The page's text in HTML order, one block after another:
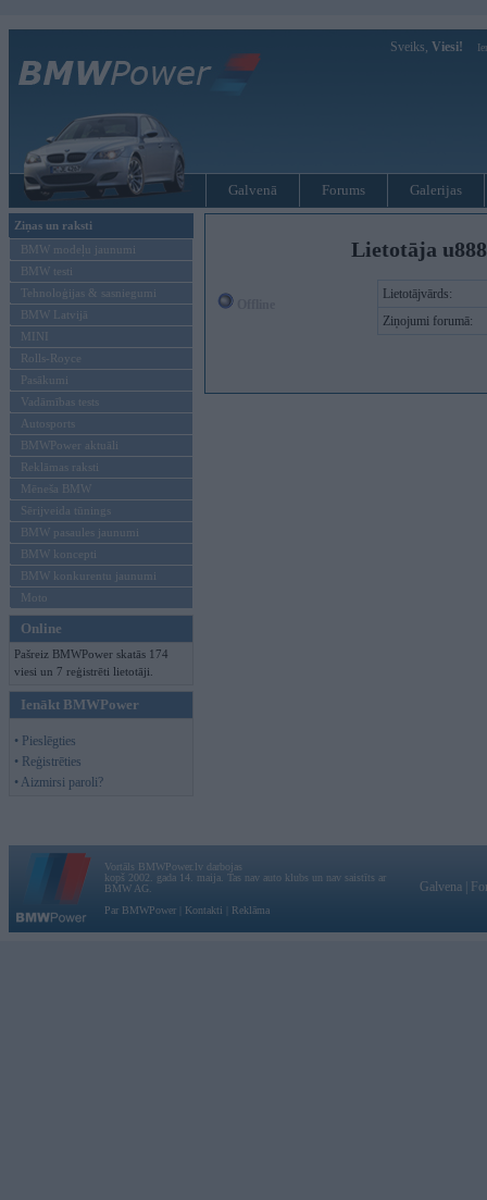
Sveiks, Viesi!
Galvenā Forums Galerijas
Ziņas un raksti
BMW modeļu jaunumi
BMW testi
Tehnoloģijas & sasniegumi
BMW Latvijā
MINI
Rolls-Royce
Pasākumi
Vadāmības tests
Autosports
BMWPower aktuāli
Reklāmas raksti
Mēneša BMW
Sērijveida tūnings
BMW pasaules jaunumi
BMW koncepti
BMW konkurentu jaunumi
Moto
Online
Pašreiz BMWPower skatās 174
viesi un 7 reģistrēti lietotāji.
Ienākt BMWPower
• Pieslēgties
• Reģistrēties
• Aizmirsi paroli?
Lietotāja
Lietotājvārds:
Ziņojumi forumā:
Vortāls BMWPower.lv darbojas
kopš 2002. gada 14. maija. Tas nav auto klubs un nav saistīts ar
BMW AG.
Par BMWPower
Kontakti Reklāma
Galvena